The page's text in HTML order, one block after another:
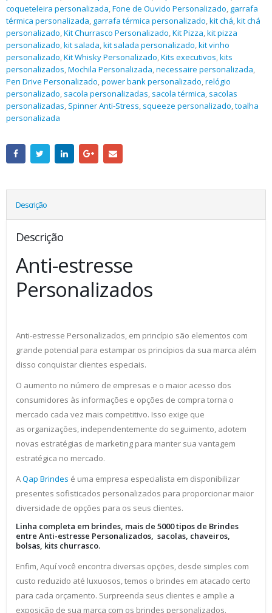
coqueteleira personalizada,Fone de Ouvido Personalizado, garrafa
térmica personalizada, garrafa térmica personalizado,kit chá,kit chá
personalizado,Kit Churrasco Personalizado,Kit Pizza,kit pizza
personalizado,kit salada,kit salada personalizado,kit vinho
personalizado,Kit Whisky Personalizado,Kits executivos,kits
personalizados,Mochila Personalizada,necessaire personalizada,
Pen Drive Personalizado,power bank personalizado,relógio
personalizado, sacola personalizadas, sacola térmica, sacolas
personalizadas, Spinner Anti-Stress, squeeze personalizado,toalha
personalizada
Descrição
Descrição
Anti-estresse
Personalizados
Anti-estresse Personalizados, em princípio são elementos com
grande potencial para estampar os princípios da sua marca além
disso conquistar clientes especiais.
O aumento no número de empresas e o maior acesso dos
consumidores às informações e opções de compra torna o
mercado cada vez mais competitivo. Isso exige que
as organizações, independentemente do seguimento, adotem
novas estratégias de marketing para manter sua vantagem
estratégica no mercado.
AQap Brindes é uma empresa especialista em disponibilizar
presentes sofisticados personalizados para proporcionar maior
diversidade de opções para os seus clientes.
Linha completa em brindes, mais de 5000 tipos de Brindes
entre Anti-estresse Personalizados, sacolas, chaveiros,
bolsas, kits churrasco.
Enfim, Aquí você encontra diversas opções, desde simples com
custo reduzido até luxuosos, temos o brindes em atacado certo
para cada orçamento. Surpreenda seus clientes e amplie a
exposição de sua marca com os brindes personalizados.